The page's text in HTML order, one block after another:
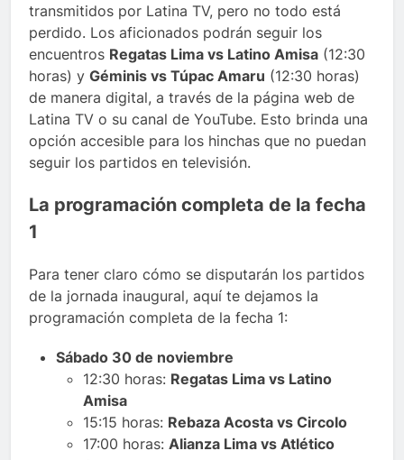
transmitidos por Latina TV, pero no todo está
perdido. Los aficionados podrán seguir los
encuentros Regatas Lima vs Latino Amisa (12:30
horas) y Géminis vs Túpac Amaru (12:30 horas)
de manera digital, a través de la página web de
Latina TV o su canal de YouTube. Esto brinda una
opción accesible para los hinchas que no puedan
seguir los partidos en televisión.
La programación completa de la fecha
1
Para tener claro cómo se disputarán los partidos
de la jornada inaugural, aquí te dejamos la
programación completa de la fecha 1:
Sábado 30 de noviembre
12:30 horas: Regatas Lima vs Latino
Amisa
15:15 horas: Rebaza Acosta vs Circolo
17:00 horas: Alianza Lima vs Atlético